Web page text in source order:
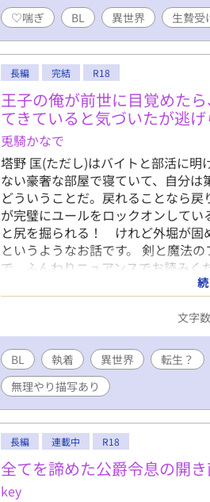
♡喘ぎ BL 異世界 生贄受
長編 完結 R18
王子の俺が前世に目覚めた
てきていると気づいたが逃
兎騎かなで
塔野 匡(ただし)はバイトと部活に明
ない豪奢な部屋で寝ていて、自分
どういうことだ。戻れることなら
が完璧にユールをロックオンして
と尻を掘られる！ けれど外堀が固
というようなお話です。 剣と魔法
で、ふんわりニュアンスでお読み
りますが、のちにラブラブになりま
文字
BL 執着 異世界 転生？
無理やり描写あり
長編 連載中 R18
全てを諦めた公爵令息の開き
key